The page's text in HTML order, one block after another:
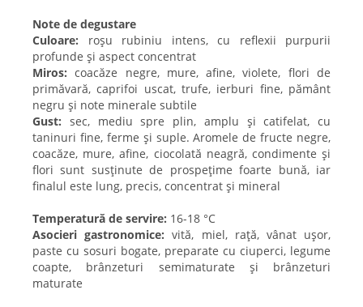
Note de degustare
Culoare: roșu rubiniu intens, cu reflexii purpurii
profunde și aspect concentrat
Miros: coacăze negre, mure, afine, violete, flori de
primăvară, caprifoi uscat, trufe, ierburi fine, pământ
negru și note minerale subtile
Gust: sec, mediu spre plin, amplu și catifelat, cu
taninuri fine, ferme și suple. Aromele de fructe negre,
coacăze, mure, afine, ciocolată neagră, condimente și
flori sunt susținute de prospețime foarte bună, iar
finalul este lung, precis, concentrat și mineral
Temperatură de servire: 16-18 °C
Asocieri gastronomice: vită, miel, rață, vânat ușor,
paste cu sosuri bogate, preparate cu ciuperci, legume
coapte, brânzeturi semimaturate și brânzeturi
maturate